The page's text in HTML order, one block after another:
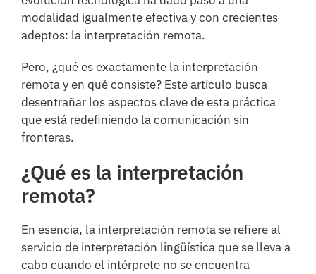
modalidad igualmente efectiva y con crecientes
adeptos: la interpretación remota.
Pero, ¿qué es exactamente la interpretación
remota y en qué consiste? Este artículo busca
desentrañar los aspectos clave de esta práctica
que está redefiniendo la comunicación sin
fronteras.
¿Qué es la interpretación
remota?
En esencia, la interpretación remota se refiere al
servicio de interpretación lingüística que se lleva a
cabo cuando el intérprete no se encuentra